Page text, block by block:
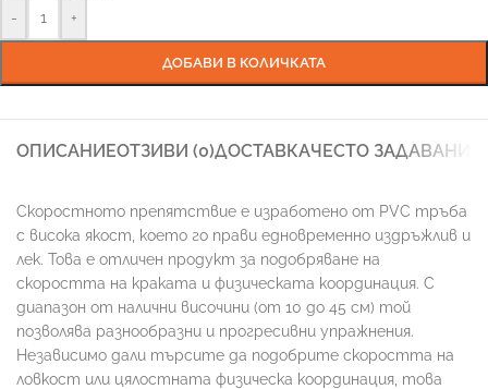
- +
ДОБАВИ В КОЛИЧКАТА
ОПИСАНИЕОТЗИВИ (0)ДОСТАВКАЧЕСТО ЗАДАВАНИ
Скоростното препятствие е изработено от PVC тръба
с висока якост, което го прави едновременно издръжлив и
лек. Това е отличен продукт за подобряване на
скоростта на краката и физическата координация. С
диапазон от налични височини (от 10 до 45 см) той
позволява разнообразни и прогресивни упражнения.
Независимо дали търсите да подобрите скоростта на
ловкост или цялостната физическа координация, това